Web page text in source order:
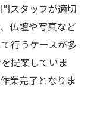
スタッフが適切
仏壇や写真など
行うケースが多
提案していま
業完了となりま